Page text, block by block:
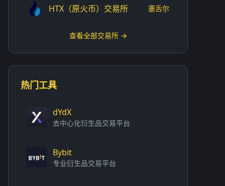
HTX（原火币）交易所 塞舌尔
查看全部交易所 →
热门工具
dYdX
去中心化衍生品交易平台
Bybit
专业衍生品交易平台